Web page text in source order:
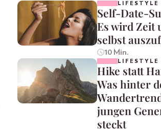
LIFESTYLE
Self-Date-
Es wird Zeit
selbst
10 Min.
LIFESTYLE
Hike statt
Was hinter
jungen
steckt